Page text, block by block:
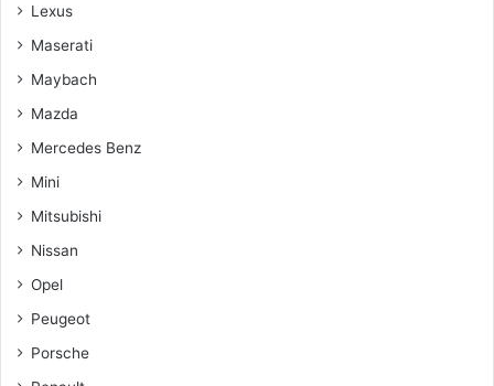
Lexus
Maserati
Maybach
Mazda
Mercedes Benz
Mini
Mitsubishi
Nissan
Opel
Peugeot
Porsche